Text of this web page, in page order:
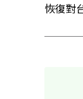
恢復對